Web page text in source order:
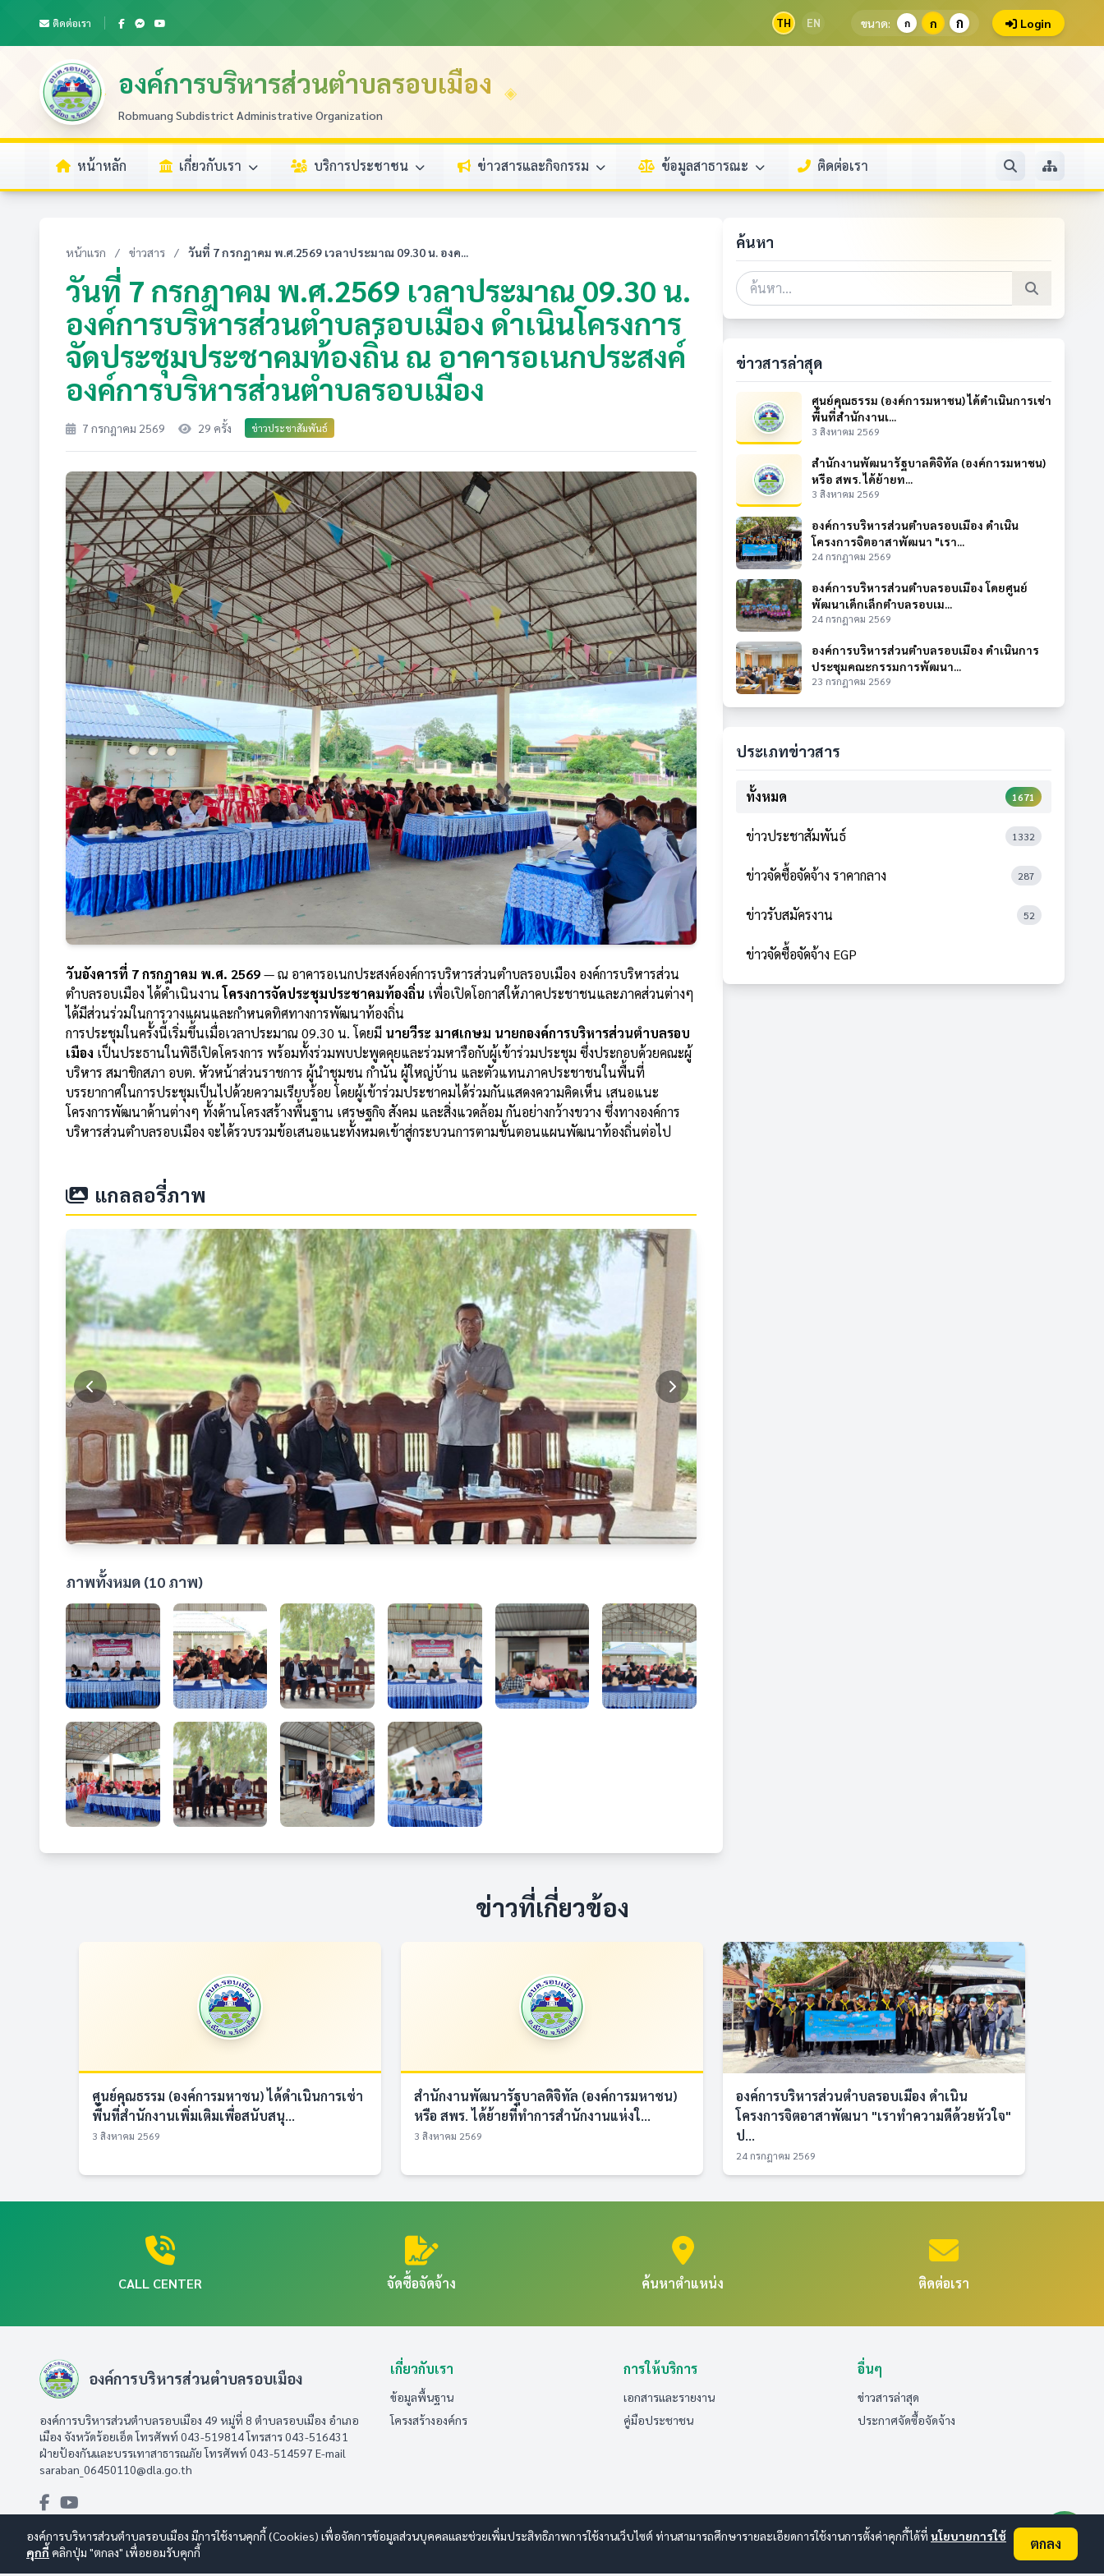
ติดต่อเรา TH EN ขนาด: ก ก ก Login
องค์การบริหารส่วนตำบลรอบเมือง
Robmuang Subdistrict Administrative Organization
หน้าหลัก เกี่ยวกับเรา บริการประชาชน ข่าวสารและกิจกรรม ข้อมูลสาธารณะ ติดต่อเรา
หน้าแรก / ข่าวสาร / วันที่ 7 กรกฎาคม พ.ศ.2569 เวลาประมาณ 09.30 น. องค...
วันที่ 7 กรกฎาคม พ.ศ.2569 เวลาประมาณ 09.30 น.
องค์การบริหารส่วนตำบลรอบเมือง ดำเนินโครงการ
จัดประชุมประชาคมท้องถิ่น ณ อาคารอเนกประสงค์
องค์การบริหารส่วนตำบลรอบเมือง
7 กรกฎาคม 2569 29 ครั้ง ข่าวประชาสัมพันธ์
วันอังคารที่ 7 กรกฎาคม พ.ศ. 2569— ณ อาคารอเนกประสงค์องค์การบริหารส่วนตำบลรอบเมือง องค์การบริหารส่วน
ตำบลรอบเมือง ได้ดำเนินงานโครงการจัดประชุมประชาคมท้องถิ่น เพื่อเปิดโอกาสให้ภาคประชาชนและภาคส่วนต่างๆ
ได้มีส่วนร่วมในการวางแผนและกำหนดทิศทางการพัฒนาท้องถิ่น
การประชุมในครั้งนี้เริ่มขึ้นเมื่อเวลาประมาณ 09.30 น. โดยมี นายวีระ มาศเกษม นายกองค์การบริหารส่วนตำบลรอบ
เมือง เป็นประธานในพิธีเปิดโครงการ พร้อมทั้งร่วมพบปะพูดคุยและร่วมหารือกับผู้เข้าร่วมประชุม ซึ่งประกอบด้วยคณะผู้
บริหาร สมาชิกสภา อบต. หัวหน้าส่วนราชการ ผู้นำชุมชน กำนัน ผู้ใหญ่บ้าน และตัวแทนภาคประชาชนในพื้นที่
บรรยากาศในการประชุมเป็นไปด้วยความเรียบร้อย โดยผู้เข้าร่วมประชาคมได้ร่วมกันแสดงความคิดเห็น เสนอแนะ
โครงการพัฒนาด้านต่างๆ ทั้งด้านโครงสร้างพื้นฐาน เศรษฐกิจ สังคม และสิ่งแวดล้อม กันอย่างกว้างขวาง ซึ่งทางองค์การ
บริหารส่วนตำบลรอบเมือง จะได้รวบรวมข้อเสนอแนะทั้งหมดเข้าสู่กระบวนการตามขั้นตอนแผนพัฒนาท้องถิ่นต่อไป
แกลลอรี่ภาพ
ภาพทั้งหมด (10 ภาพ)
ค้นหา
ข่าวสารล่าสุด
ศูนย์คุณธรรม (องค์การมหาชน) ได้ดำเนินการเช่า
พื้นที่สำนักงานเ...
3 สิงหาคม 2569
สำนักงานพัฒนารัฐบาลดิจิทัล (องค์การมหาชน)
หรือ สพร. ได้ย้ายท...
3 สิงหาคม 2569
องค์การบริหารส่วนตำบลรอบเมือง ดำเนิน
โครงการจิตอาสาพัฒนา "เรา...
24 กรกฎาคม 2569
องค์การบริหารส่วนตำบลรอบเมือง โดยศูนย์
พัฒนาเด็กเล็กตำบลรอบเม...
24 กรกฎาคม 2569
องค์การบริหารส่วนตำบลรอบเมือง ดำเนินการ
ประชุมคณะกรรมการพัฒนา...
23 กรกฎาคม 2569
ประเภทข่าวสาร
ทั้งหมด 1671
ข่าวประชาสัมพันธ์ 1332
ข่าวจัดซื้อจัดจ้าง ราคากลาง 287
ข่าวรับสมัครงาน 52
ข่าวจัดซื้อจัดจ้าง EGP
ข่าวที่เกี่ยวข้อง
ศูนย์คุณธรรม (องค์การมหาชน) ได้ดำเนินการเช่า
พื้นที่สำนักงานเพิ่มเติมเพื่อสนับสนุ...
3 สิงหาคม 2569
สำนักงานพัฒนารัฐบาลดิจิทัล (องค์การมหาชน)
หรือ สพร. ได้ย้ายที่ทำการสำนักงานแห่งใ...
3 สิงหาคม 2569
องค์การบริหารส่วนตำบลรอบเมือง ดำเนิน
โครงการจิตอาสาพัฒนา "เราทำความดีด้วยหัวใจ"
ป...
24 กรกฎาคม 2569
CALL CENTER จัดซื้อจัดจ้าง ค้นหาตำแหน่ง ติดต่อเรา
องค์การบริหารส่วนตำบลรอบเมือง
องค์การบริหารส่วนตำบลรอบเมือง 49 หมู่ที่ 8 ตำบลรอบเมือง อำเภอ
เมือง จังหวัดร้อยเอ็ด โทรศัพท์ 043-519814 โทรสาร 043-516431​
ฝ่ายป้องกันและบรรเทาสาธารณภัย โทรศัพท์ 043-514597 E-mail
saraban_06450110@dla.go.th
เกี่ยวกับเรา
ข้อมูลพื้นฐาน
โครงสร้างองค์กร
การให้บริการ
เอกสารและรายงาน
คู่มือประชาชน
อื่นๆ
ข่าวสารล่าสุด
ประกาศจัดซื้อจัดจ้าง
องค์การบริหารส่วนตำบลรอบเมือง มีการใช้งานคุกกี้ (Cookies) เพื่อจัดการข้อมูลส่วนบุคคลและช่วยเพิ่มประสิทธิภาพการใช้งานเว็บไซต์ ท่านสามารถศึกษารายละเอียดการใช้งานการตั้งค่าคุกกี้ได้ที่ นโยบายการใช้
คุกกี้ คลิกปุ่ม "ตกลง" เพื่อยอมรับคุกกี้ ตกลง